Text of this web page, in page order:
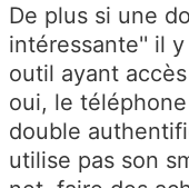
De plus si une
intéressante'' il
outil ayant
oui, le
double
utilise pas son